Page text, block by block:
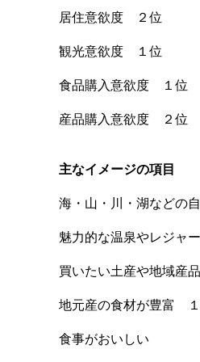
居住意欲度 ２位
観光意欲度 １位
食品購入意欲度 １位
産品購入意欲度 ２位
主なイメージの項目
海・山・川・湖などの
魅力的な温泉やレジャ
買いたい土産や地域産
地元産の食材が豊富
食事がおいしい